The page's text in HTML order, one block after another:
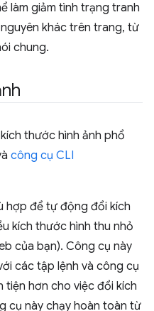
làm giảm tình trạng tranh
khác trên trang, từ
chung.
thước hình ảnh phổ
công cụ CLI
hợp để tự động đổi kích
kích thước hình thu nhỏ
của bạn). Công cụ này
các tập lệnh và công cụ
tiện hơn cho việc đổi kích
cụ này chạy hoàn toàn từ